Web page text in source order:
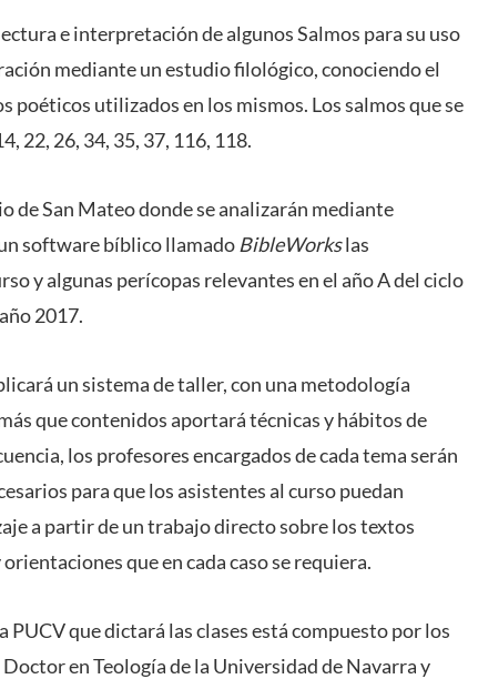
e interpretación de algunos Salmos para su uso
mediante un estudio filológico, conociendo el
poéticos utilizados en los mismos. Los salmos que se
22, 26, 34, 35, 37, 116, 118.
de San Mateo donde se analizarán mediante
software bíblico llamado BibleWorkslas
y algunas perícopas relevantes en el año A del ciclo
2017.
un sistema de taller, con una metodología
que contenidos aportará técnicas y hábitos de
los profesores encargados de cada tema serán
para que los asistentes al curso puedan
a partir de un trabajo directo sobre los textos
que en cada caso se requiera.
PUCV que dictará las clases está compuesto por los
en Teología de la Universidad de Navarra y